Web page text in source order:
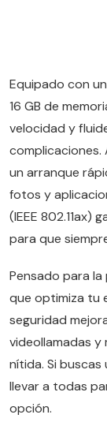
Equipado con
16 GB de
velocidad y
complicaciones.
un arranque
fotos y
(IEEE 802.11ax)
para que
Pensado para la
que optimiza tu
seguridad
videollamadas y
nítida. Si
llevar a todas
opción.